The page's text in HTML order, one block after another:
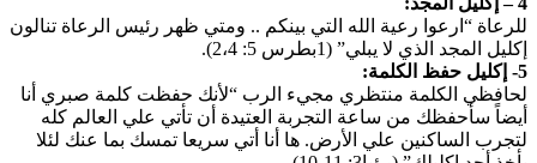
للرعاة “ارعوا رعية الله التي بينكم .. ومتي ظهر رئيس الرعاة تنالون
إكليل المجد الذي لا يبلي” (1بطرس 5: 2،4).
5- إكليل حفظ الكلمة:
لحافظي الكلمة منتظري مجيء الرب “لأنك حفظت كلمة صبري أنا
أيضاً سأحفظك من ساعة التجربة العتيدة أن تأتي علي العالم كله
لتجرب الساكنين علي الأرض. ها أنا أتي سريعا تمسك بما عنك لئلا